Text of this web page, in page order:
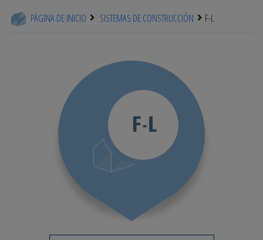
PÁGINA DE INICIO SISTEMAS DE CONSTRUCCIÓN F-L